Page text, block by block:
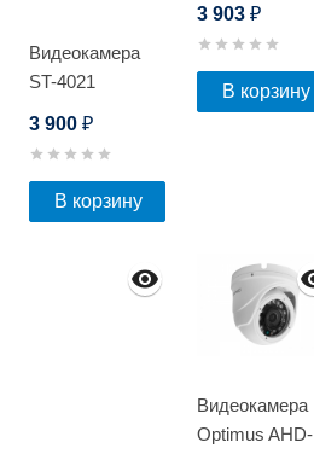
Видеокамера
ST-4021
3 900 ₽
В корзину
3 903₽
В корзину
Видеокамера
Optimus AHD-